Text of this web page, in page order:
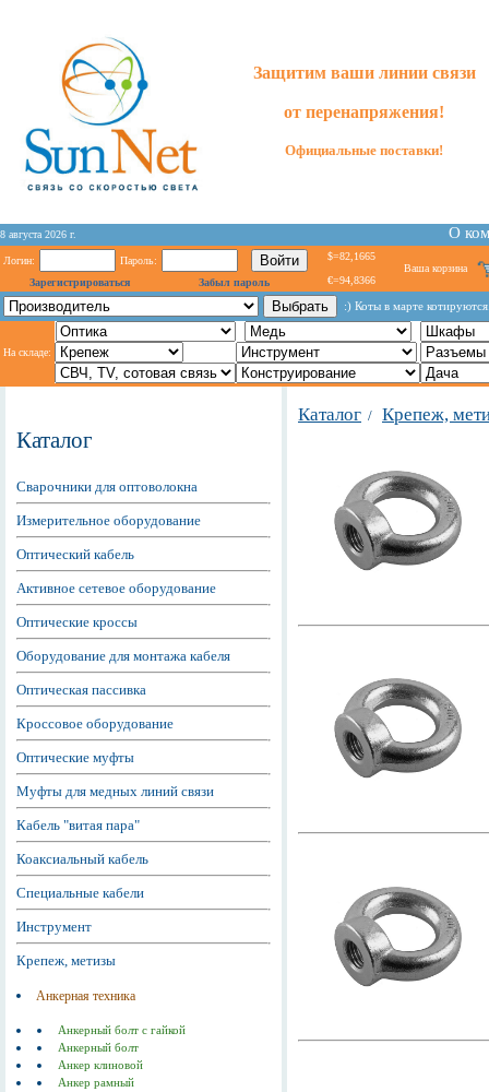
Защитим ваши линии связи
от перенапряжения!
Официальные поставки!
8 августа 2026 г. О
Логин:
Пароль:
Зарегистрироваться
Забыл пароль
$=82,1665
€=94,8366
Ваша корзина
:) Коты в марте
На складе:
Каталог
Сварочники для оптоволокна
Измерительное оборудование
Оптический кабель
Активное сетевое оборудование
Оптические кроссы
Оборудование для монтажа кабеля
Оптическая пассивка
Кроссовое оборудование
Оптические муфты
Муфты для медных линий связи
Кабель "витая пара"
Коаксиальный кабель
Специальные кабели
Инструмент
Крепеж, метизы
Анкерная техника
Анкерный болт с гайкой
Анкерный болт
Анкер клиновой
Анкер рамный
Каталог / Крепеж,